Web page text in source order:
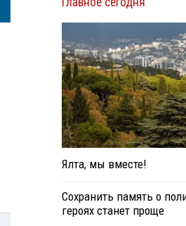
Ялта, мы вместе!
Сохранить память о
героях станет проще